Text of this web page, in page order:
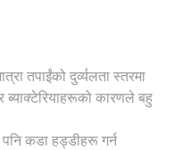
तपाईंको दुर्व्यलता स्तरमा
ब्याक्टेरियाहरूको कारणले बहु
कडा हड्डीहरू गर्न